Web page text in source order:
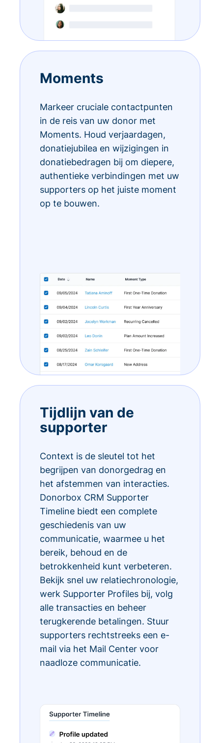
Moments
Markeer cruciale contactpunten
in de reis van uw donor met
Moments. Houd verjaardagen,
donatiejubilea en wijzigingen in
donatiebedragen bij om diepere,
authentieke verbindingen met uw
supporters op het juiste moment
op te bouwen.
Tijdlijn van de
supporter
Context is de sleutel tot het
begrijpen van donorgedrag en
het afstemmen van interacties.
Donorbox CRM Supporter
Timeline biedt een complete
geschiedenis van uw
communicatie, waarmee u het
bereik, behoud en de
betrokkenheid kunt verbeteren.
Bekijk snel uw relatiechronologie,
werk Supporter Profiles bij, volg
alle transacties en beheer
terugkerende betalingen. Stuur
supporters rechtstreeks een e-
mail via het Mail Center voor
naadloze communicatie.